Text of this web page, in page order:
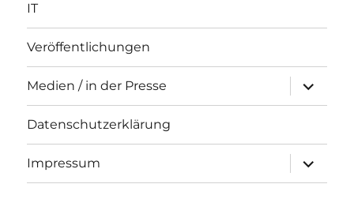
IT
Veröffentlichungen
Medien / in der Presse
öffnen
Datenschutzerklärung
Impressum
öffnen